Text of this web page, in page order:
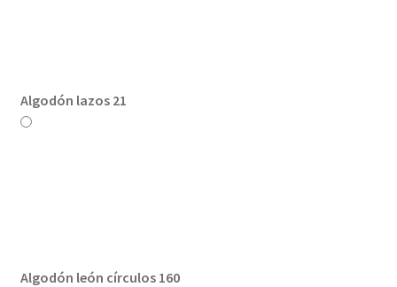
Algodón lazos 21
Algodón león círculos 160